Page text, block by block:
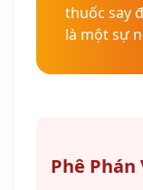
thuốc say
là một sự
Phê Phán